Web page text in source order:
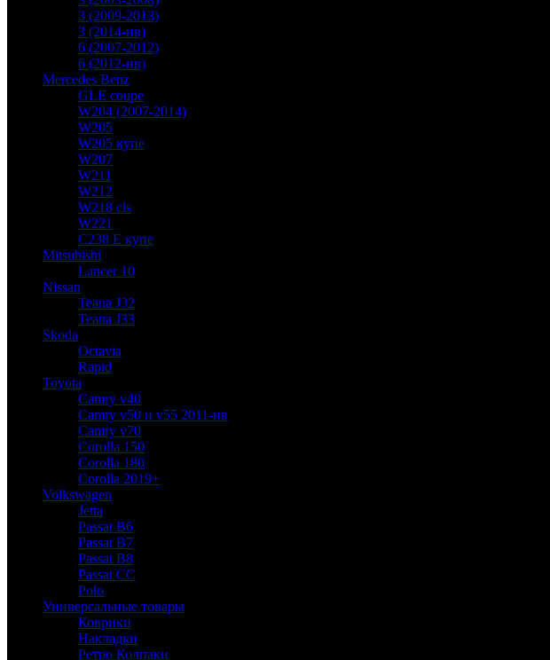
3 (2009-2013)
3 (2014-нв)
6 (2007-2012)
6 (2012-нв)
Mercedes Benz
GLE coupe
W204 (2007-2014)
W205
W205 купе
W207
W211
W212
W218 cls
W221
C238 E купе
Mitsubishi
Lancer 10
Nissan
Teana J32
Teana J33
Skoda
Octavia
Rapid
Toyota
Camry v40
Camry v50 и v55 2011-нв
Camry v70
Corolla 150
Corolla 180
Corolla 2019+
Volkswagen
Jetta
Passat B6
Passat B7
Passat B8
Passat CC
Polo
Универсальные товары
Коврики
Накладки
Ретро Колпаки